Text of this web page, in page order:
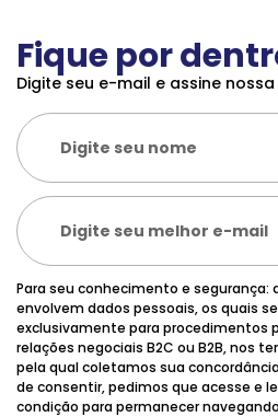
Fique por
Digite seu e-mail e assine
Para seu conhecimento e segurança:
envolvem dados pessoais, os quais
exclusivamente para procedimentos
relações negociais B2C ou B2B, nos
pela qual coletamos sua
de consentir, pedimos que acesse e
condição para permanecer